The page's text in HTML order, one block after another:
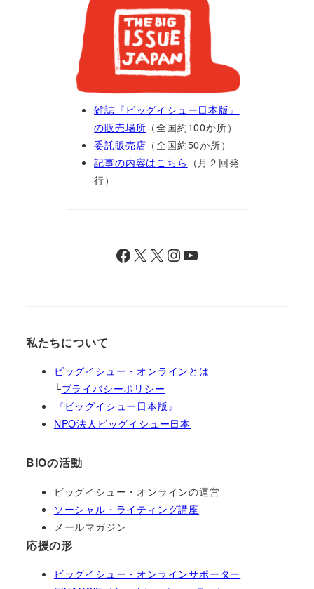
雑誌『ビッグイシュー日本版』
の販売場所 （全国約100か所）
委託販売店 （全国約50か所）
記事の内容はこちら （月２回発
行）
Facebook X X InstagramYouTube
私たちについて
ビッグイシュー・オンラインとは
└プライバシーポリシー
『ビッグイシュー日本版』
NPO法人ビッグイシュー日本
BIOの活動
ビッグイシュー・オンラインの運営
ソーシャル・ライティング講座
メールマガジン
応援の形
ビッグイシュー・オンラインサポーター